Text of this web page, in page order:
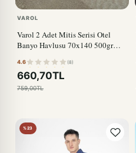
VAROL
Varol 2 Adet Mitis Serisi Otel
Banyo Havlusu 70x140 500gr
4.6 (8)
660,70TL
759,00TL
%23